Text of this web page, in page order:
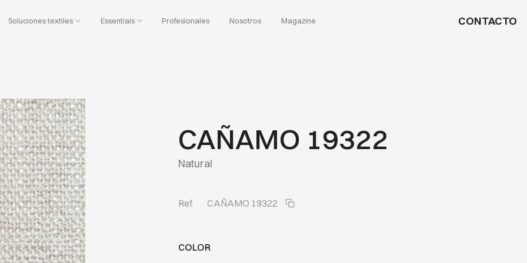
Soluciones textiles Essentials Profesionales Nosotros Magazine CONTACTO
CAÑAMO 19322
Natural
Ref. CAÑAMO 19322
COLOR